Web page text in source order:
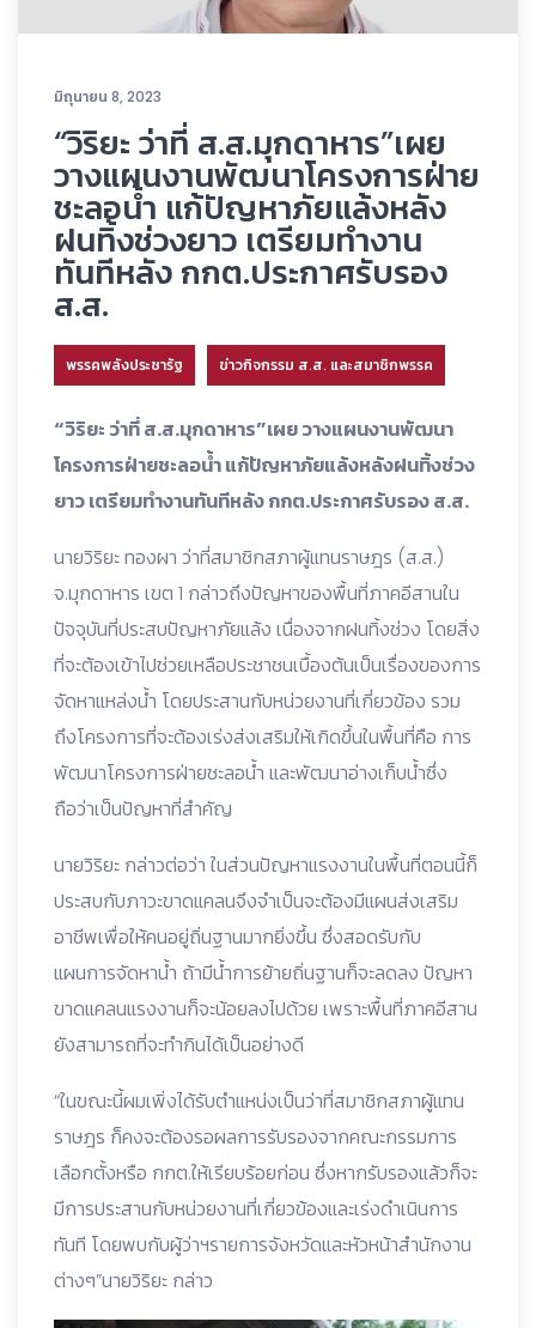
มิถุนายน 8, 2023
“วิริยะ ว่าที่ ส.ส.มุกดาหาร”เผย
วางแผนงานพัฒนาโครงการฝ่าย
ชะลอน้ำ แก้ปัญหาภัยแล้งหลัง
ฝนทิ้งช่วงยาว เตรียมทำงาน
ทันทีหลัง กกต.ประกาศรับรอง
ส.ส.
พรรคพลังประชารัฐ ข่าวกิจกรรม ส.ส. และสมาชิกพรรค
“วิริยะ ว่าที่ ส.ส.มุกดาหาร”เผย วางแผนงานพัฒนา
โครงการฝ่ายชะลอน้ำ แก้ปัญหาภัยแล้งหลังฝนทิ้งช่วง
ยาว เตรียมทำงานทันทีหลัง กกต.ประกาศรับรอง ส.ส.
นายวิริยะ ทองผา ว่าที่สมาชิกสภาผู้แทนราษฎร (ส.ส.)
จ.มุกดาหาร เขต 1 กล่าวถึงปัญหาของพื้นที่ภาคอีสานใน
ปัจจุบันที่ประสบปัญหาภัยแล้ง เนื่องจากฝนทิ้งช่วง โดยสิ่ง
ที่จะต้องเข้าไปช่วยเหลือประชาชนเบื้องต้นเป็นเรื่องของการ
จัดหาแหล่งน้ำ โดยประสานกับหน่วยงานที่เกี่ยวข้อง รวม
ถึงโครงการที่จะต้องเร่งส่งเสริมให้เกิดขึ้นในพื้นที่คือ การ
พัฒนาโครงการฝ่ายชะลอน้ำ และพัฒนาอ่างเก็บน้ำซึ่ง
ถือว่าเป็นปัญหาที่สำคัญ
นายวิริยะ กล่าวต่อว่า ในส่วนปัญหาแรงงานในพื้นที่ตอนนี้ก็
ประสบกับภาวะขาดแคลนจึงจำเป็นจะต้องมีแผนส่งเสริม
อาชีพเพื่อให้คนอยู่ถิ่นฐานมากยิ่งขึ้น ซึ่งสอดรับกับ
แผนการจัดหาน้ำ ถ้ามีน้ำการย้ายถิ่นฐานก็จะลดลง ปัญหา
ขาดแคลนแรงงานก็จะน้อยลงไปด้วย เพราะพื้นที่ภาคอีสาน
ยังสามารถที่จะทำกินได้เป็นอย่างดี
“ในขณะนี้ผมเพิ่งได้รับตำแหน่งเป็นว่าที่สมาชิกสภาผู้แทน
ราษฎร ก็คงจะต้องรอผลการรับรองจากคณะกรรมการ
เลือกตั้งหรือ กกต.ให้เรียบร้อยก่อน ซึ่งหากรับรองแล้วก็จะ
มีการประสานกับหน่วยงานที่เกี่ยวข้องและเร่งดำเนินการ
ทันที โดยพบกับผู้ว่าฯรายการจังหวัดและหัวหน้าสำนักงาน
ต่างๆ”นายวิริยะ กล่าว